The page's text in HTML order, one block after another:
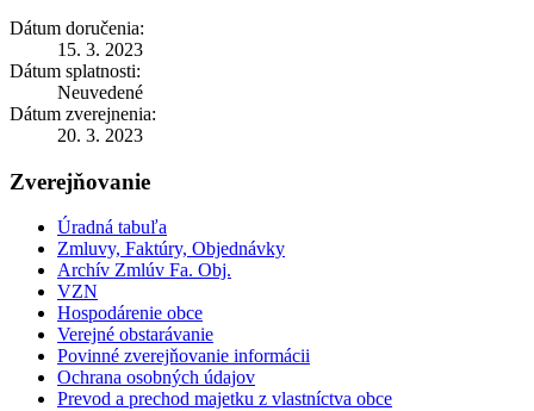
Dátum doručenia:
15. 3. 2023
Dátum splatnosti:
Neuvedené
Dátum zverejnenia:
20. 3. 2023
Zverejňovanie
Úradná tabuľa
Zmluvy, Faktúry, Objednávky
Archív Zmlúv Fa. Obj.
VZN
Hospodárenie obce
Verejné obstarávanie
Povinné zverejňovanie informácii
Ochrana osobných údajov
Prevod a prechod majetku z vlastníctva obce